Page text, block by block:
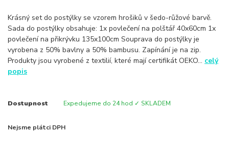
Krásný set do postýlky se vzorem hrošiků v šedo-růžové barvě.
Sada do postýlky obsahuje: 1x povlečení na polštář 40x60cm 1x
povlečení na přikrývku 135x100cm Souprava do postýlky je
vyrobena z 50% bavlny a 50% bambusu. Zapínání je na zip.
Produkty jsou vyrobené z textilií, které mají certifikát OEKO... celý
popis
Dostupnost Expedujeme do 24 hod ✓ SKLADEM
Nejsme plátci DPH